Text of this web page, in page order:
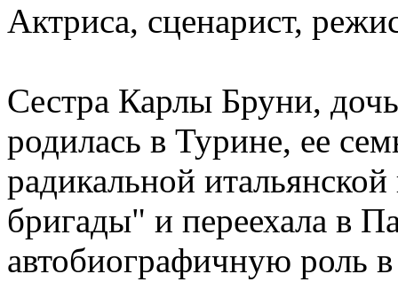
Актриса, сценарист,
Сестра Карлы Бруни,
родилась в Турине, ее
радикальной
бригады" и переехала в
автобиографичную роль